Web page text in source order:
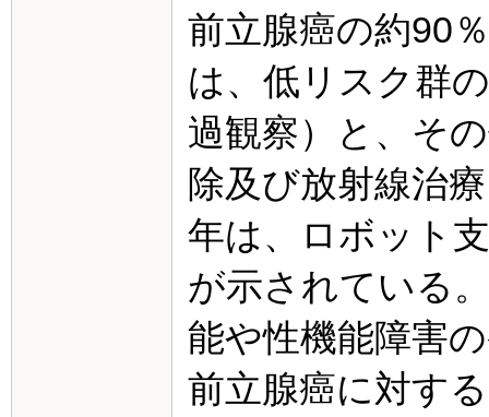
前立腺癌の約90
は、低リスク群
過観察）と、そ
除及び放射線治
年は、ロボット
が示されている
能や性機能障害
前立腺癌に対す